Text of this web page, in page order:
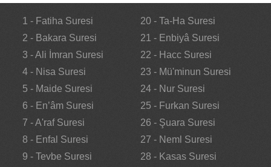
1 - Fatiha Suresi
2 - Bakara Suresi
3 - Ali İmran Suresi
4 - Nisa Suresi
5 - Maide Suresi
6 - En’âm Suresi
7 - A'raf Suresi
8 - Enfal Suresi
9 - Tevbe Suresi
20 - Ta-Ha Suresi
21 - Enbiyâ Suresi
22 - Hacc Suresi
23 - Mü'minun Suresi
24 - Nur Suresi
25 - Furkan Suresi
26 - Şuara Suresi
27 - Neml Suresi
28 - Kasas Suresi